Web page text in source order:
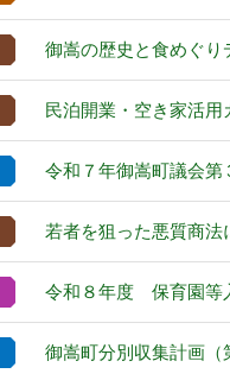
御嵩の歴史と食めぐり
民泊開業・空き家活用
令和７年御嵩町議会
若者を狙った悪質商法
令和８年度 保育園等
御嵩町分別収集計画（